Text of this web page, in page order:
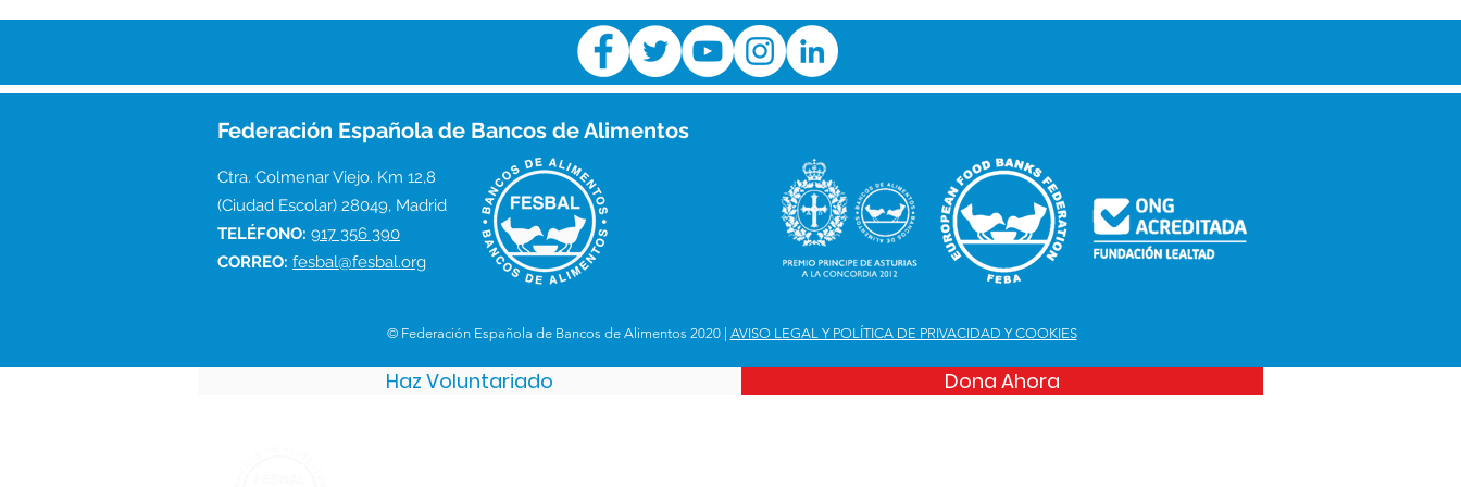
Federación Española de Bancos de Alimentos
Ctra. Colmenar Viejo. Km 12,8
(Ciudad Escolar) 28049, Madrid
TELÉFONO: 917 356 390
CORREO: fesbal@fesbal.org
© Federación Española de Bancos de Alimentos 2020 | AVISO LEGAL Y POLÍTICA DE PRIVACIDAD Y COOKIES
Haz Voluntariado Dona Ahora